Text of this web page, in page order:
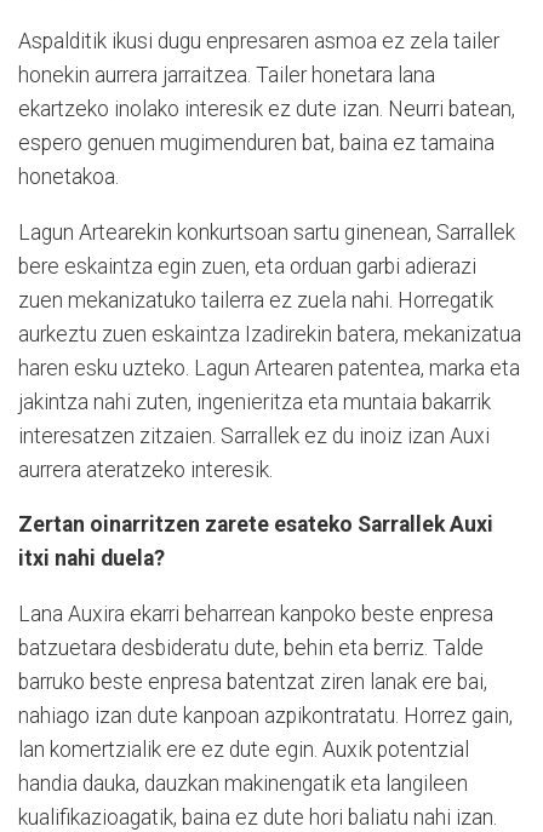
Aspalditik ikusi dugu enpresaren asmoa ez zela tailer
honekin aurrera jarraitzea. Tailer honetara lana
ekartzeko inolako interesik ez dute izan. Neurri batean,
espero genuen mugimenduren bat, baina ez tamaina
honetakoa.
Lagun Artearekin konkurtsoan sartu ginenean, Sarrallek
bere eskaintza egin zuen, eta orduan garbi adierazi
zuen mekanizatuko tailerra ez zuela nahi. Horregatik
aurkeztu zuen eskaintza Izadirekin batera, mekanizatua
haren esku uzteko. Lagun Artearen patentea, marka eta
jakintza nahi zuten, ingenieritza eta muntaia bakarrik
interesatzen zitzaien. Sarrallek ez du inoiz izan Auxi
aurrera ateratzeko interesik.
Zertan oinarritzen zarete esateko Sarrallek Auxi
itxi nahi duela?
Lana Auxira ekarri beharrean kanpoko beste enpresa
batzuetara desbideratu dute, behin eta berriz. Talde
barruko beste enpresa batentzat ziren lanak ere bai,
nahiago izan dute kanpoan azpikontratatu. Horrez gain,
lan komertzialik ere ez dute egin. Auxik potentzial
handia dauka, dauzkan makinengatik eta langileen
kualifikazioagatik, baina ez dute hori baliatu nahi izan.